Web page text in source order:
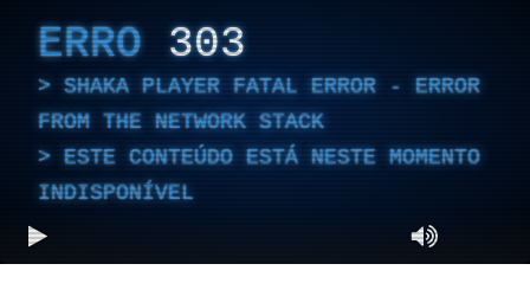
ERRO 303
SHAKA PLAYER FATAL ERROR - ERROR
FROM THE NETWORK STACK
ESTE CONTEÚDO ESTÁ NESTE MOMENTO
INDISPONÍVEL